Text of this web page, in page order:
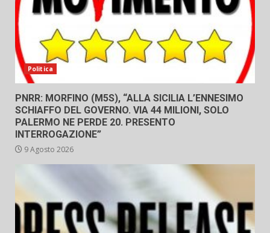
Politica
PNRR: MORFINO (M5S), “ALLA SICILIA L’ENNESIMO
SCHIAFFO DEL GOVERNO. VIA 44 MILIONI, SOLO
PALERMO NE PERDE 20. PRESENTO
INTERROGAZIONE”
9 Agosto 2026